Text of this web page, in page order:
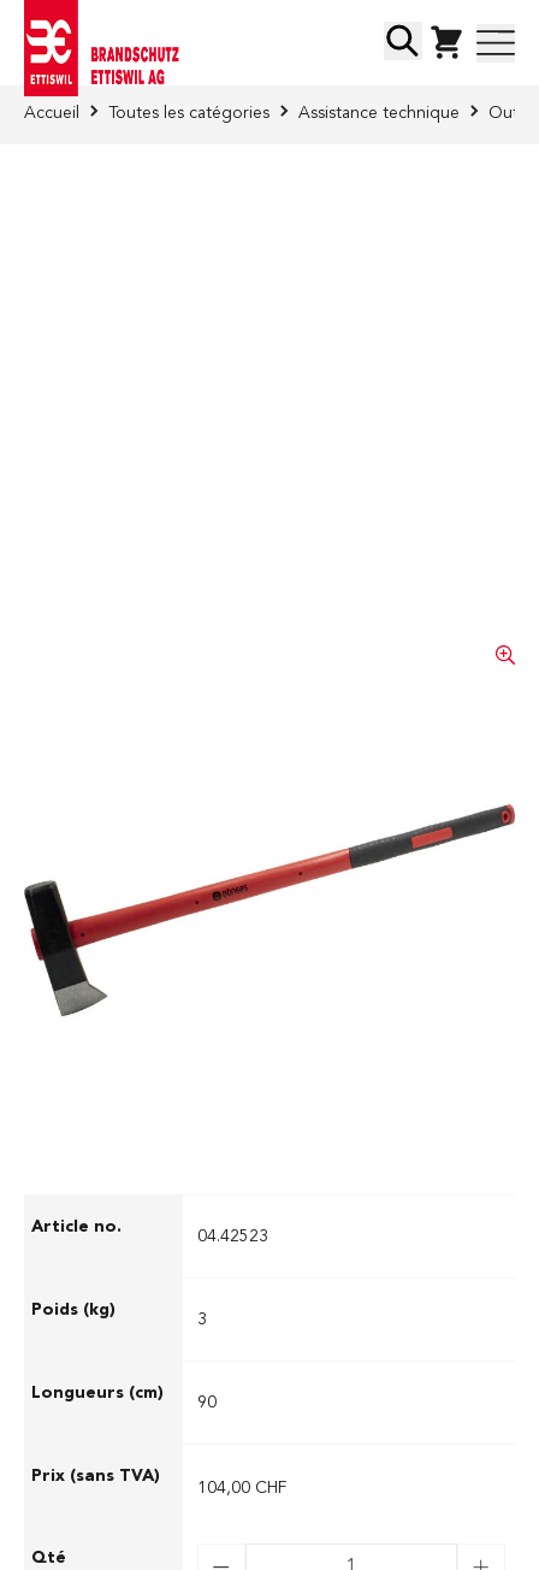
Chercher
Accueil Toutes les catégories Assistance technique
Marteau fendeur de qualité équipé d'un
manche en fibre de verre. Connexion quasi
inamovible de la tête et du manche, d'où
une sécurité accrue et une longue durée de
04.42523
3
90
104,00 CHF